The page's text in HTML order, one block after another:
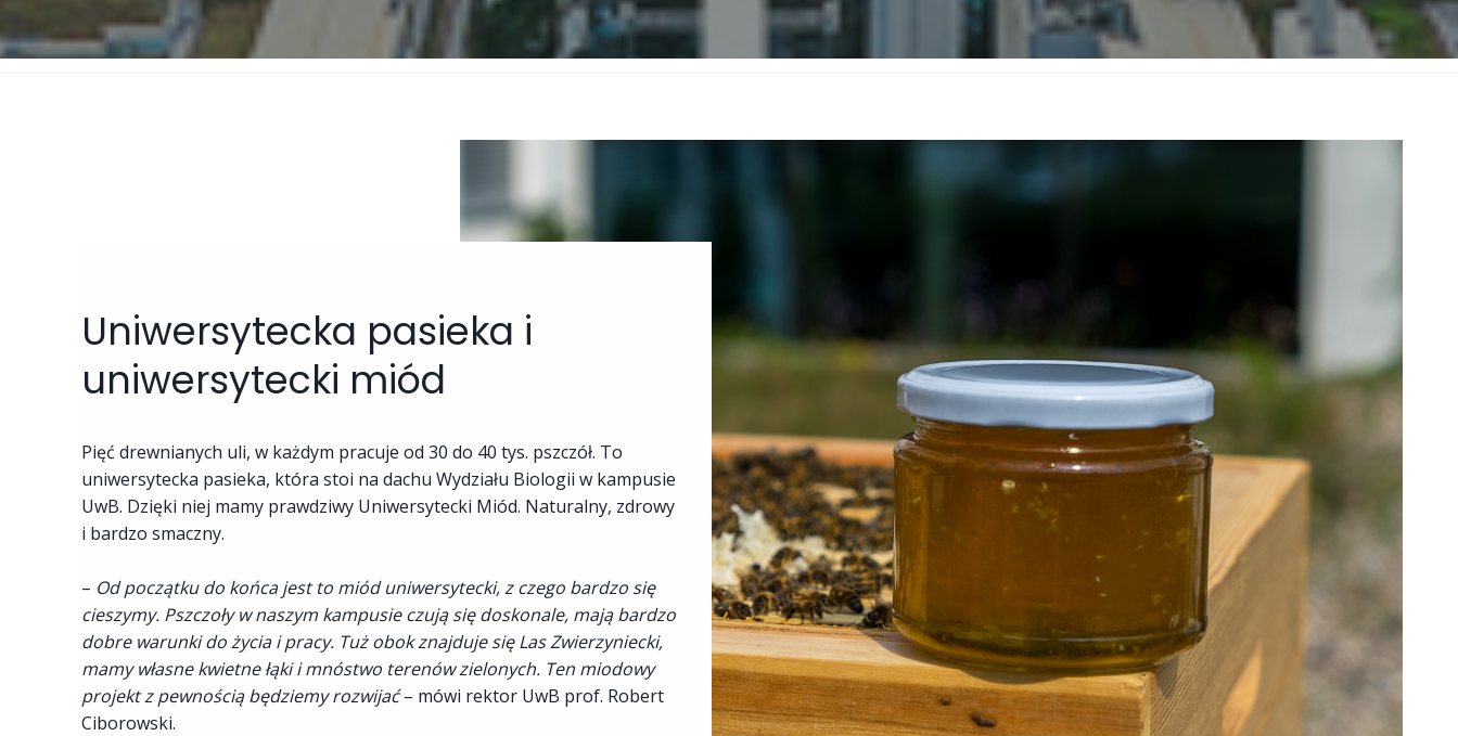
Uniwersytecka pasieka i
uniwersytecki miód
Pięć drewnianych uli, w każdym pracuje od 30 do 40 tys. pszczół. To
uniwersytecka pasieka, która stoi na dachu Wydziału Biologii w kampusie
UwB. Dzięki niej mamy prawdziwy Uniwersytecki Miód. Naturalny, zdrowy
i bardzo smaczny.
– Od początku do końca jest to miód uniwersytecki, z czego bardzo się
cieszymy. Pszczoły w naszym kampusie czują się doskonale, mają bardzo
dobre warunki do życia i pracy. Tuż obok znajduje się Las Zwierzyniecki,
mamy własne kwietne łąki i mnóstwo terenów zielonych. Ten miodowy
projekt z pewnością będziemy rozwijać– mówi rektor UwB prof. Robert
Ciborowski.